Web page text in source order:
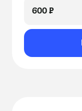
600 ₽